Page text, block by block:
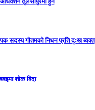
सदस्य गौतमको निधन प्रति दुःख ब्यक्त
शोक बिदा